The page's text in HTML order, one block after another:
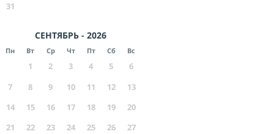
31
СЕНТЯБРЬ - 2026
Пн Вт Ср Чт Пт Сб Вс
1 2 3 4 5
6
7
8 9 10 11 12
13
14
15 16 17 18 19
20
21
22 23 24 25 26
27